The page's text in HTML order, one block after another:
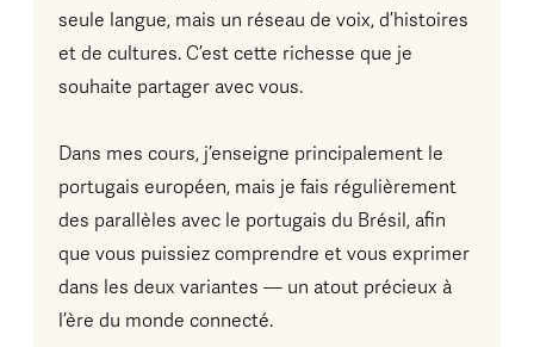
seule langue, mais un réseau de voix, d’histoires
et de cultures. C’est cette richesse que je
souhaite partager avec vous.
Dans mes cours, j’enseigne principalement le
portugais européen, mais je fais régulièrement
des parallèles avec le portugais du Brésil, afin
que vous puissiez comprendre et vous exprimer
dans les deux variantes — un atout précieux à
l’ère du monde connecté.